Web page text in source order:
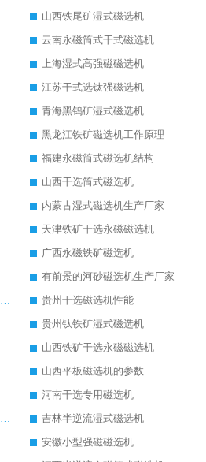
山西铁尾矿湿式磁选机
云南永磁筒式干式磁选机
上海湿式高强磁磁选机
江苏干式选钛强磁选机
青海黑钨矿湿式磁选机
黑龙江铁矿磁选机工作原理
福建永磁筒式磁选机结构
山西干选筒式磁选机
内蒙古湿式磁选机生产厂家
天津铁矿干选永磁磁选机
广西永磁铁矿磁选机
有前景的河砂磁选机生产厂家
什么牌子的河砂磁选机选矿效果好
贵州干选磁选机性能
贵州钛铁矿湿式磁选机
山西铁矿干选永磁磁选机
山西平板磁选机的参数
河南干选专用磁选机
贵州矿山用干选磁选机怎样调磁
吉林半逆流湿式磁选机
安徽小型强磁磁选机